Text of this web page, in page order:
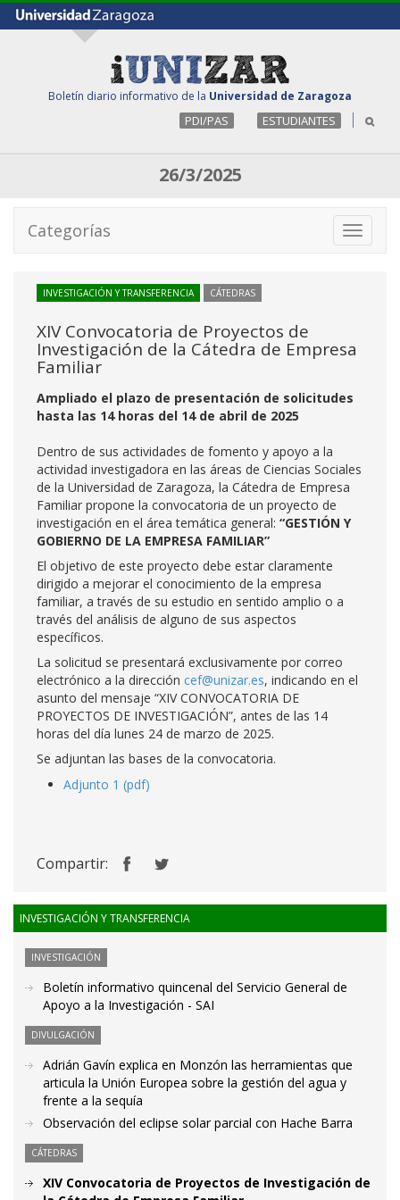
Boletín diario informativo de la Universidad de Zaragoza
PDI/PAS ESTUDIANTES
26/3/2025
Toggle
Categorías
INVESTIGACIÓN Y TRANSFERENCIA CÁTEDRAS
XIV Convocatoria de Proyectos de
Investigación de la Cátedra de Empresa
Familiar
Ampliado el plazo de presentación de solicitudes
hasta las 14 horas del 14 de abril de 2025
Dentro de sus actividades de fomento y apoyo a la
actividad investigadora en las áreas de Ciencias Sociales
de la Universidad de Zaragoza, la Cátedra de Empresa
Familiar propone la convocatoria de un proyecto de
investigación en el área temática general: “GESTIÓN Y
GOBIERNO DE LA EMPRESA FAMILIAR”
El objetivo de este proyecto debe estar claramente
dirigido a mejorar el conocimiento de la empresa
familiar, a través de su estudio en sentido amplio o a
través del análisis de alguno de sus aspectos
específicos.
La solicitud se presentará exclusivamente por correo
electrónico a la dirección cef@unizar.es, indicando en el
asunto del mensaje “XIV CONVOCATORIA DE
PROYECTOS DE INVESTIGACIÓN”, antes de las 14
horas del día lunes 24 de marzo de 2025.
Se adjuntan las bases de la convocatoria.
Adjunto 1 (pdf)
Compartir:
INVESTIGACIÓN Y TRANSFERENCIA
INVESTIGACIÓN
Boletín informativo quincenal del Servicio General de
Apoyo a la Investigación - SAI
DIVULGACIÓN
Adrián Gavín explica en Monzón las herramientas que
articula la Unión Europea sobre la gestión del agua y
frente a la sequía
Observación del eclipse solar parcial con Hache Barra
CÁTEDRAS
XIV Convocatoria de Proyectos de Investigación de